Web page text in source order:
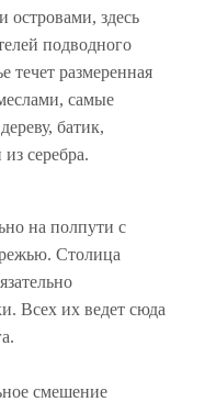
здесь
подводного
течет размеренная
самые
батик,
серебра.
на полпути с
Столица
Всех их ведет сюда
смешение